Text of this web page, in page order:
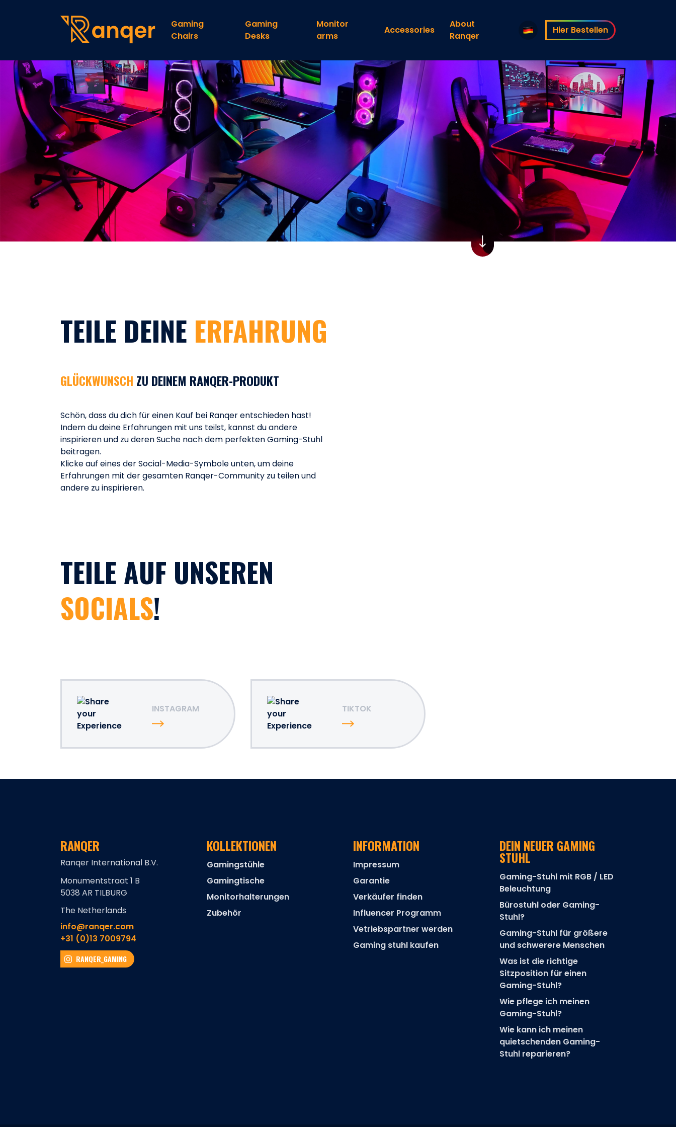
Gaming
Chairs
Gaming
Desks
Monitor
arms
Accessories
About
Ranqer
Hier Bestellen
TEILE DEINE ERFAHRUNG
GLÜCKWUNSCH ZU DEINEM RANQER-PRODUKT
Schön, dass du dich für einen Kauf bei Ranqer entschieden hast!
Indem du deine Erfahrungen mit uns teilst, kannst du andere
inspirieren und zu deren Suche nach dem perfekten Gaming-Stuhl
beitragen.
Klicke auf eines der Social-Media-Symbole unten, um deine
Erfahrungen mit der gesamten Ranqer-Community zu teilen und
andere zu inspirieren.
TEILE AUF UNSEREN
SOCIALS!
INSTAGRAM TIKTOK
RANQER
Ranqer International B.V.
Monumentstraat 1 B
5038 AR TILBURG
The Netherlands
info@ranqer.com
+31 (0)13 7009794
RANQER_GAMING
KOLLEKTIONEN
Gamingstühle
Gamingtische
Monitorhalterungen
Zubehör
INFORMATION
Impressum
Garantie
Verkäufer finden
Influencer Programm
Vetriebspartner werden
Gaming stuhl kaufen
DEIN NEUER GAMING
STUHL
Gaming-Stuhl mit RGB / LED
Beleuchtung
Bürostuhl oder Gaming-
Stuhl?
Gaming-Stuhl für größere
und schwerere Menschen
Was ist die richtige
Sitzposition für einen
Gaming-Stuhl?
Wie pflege ich meinen
Gaming-Stuhl?
Wie kann ich meinen
quietschenden Gaming-
Stuhl reparieren?